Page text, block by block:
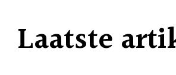
Laatste